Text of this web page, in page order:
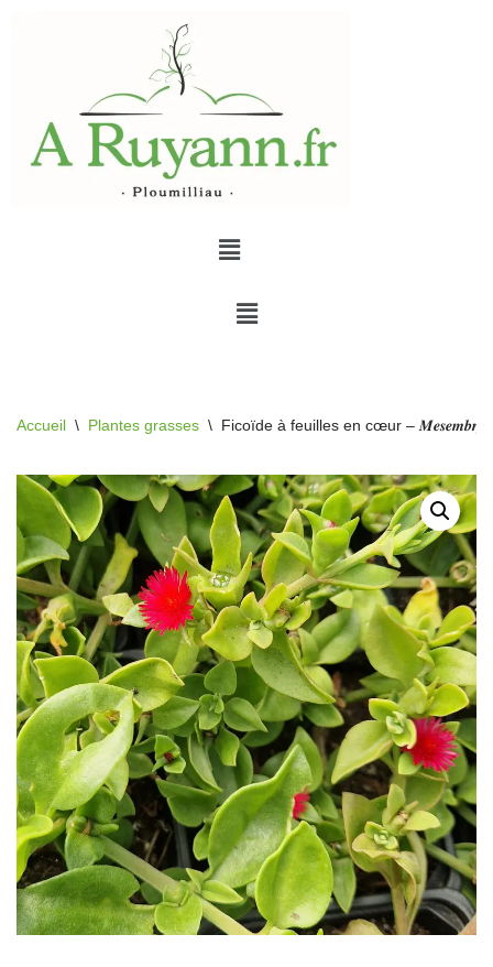
Accueil \ Plantes grasses \ Ficoïde à feuilles en cœur –